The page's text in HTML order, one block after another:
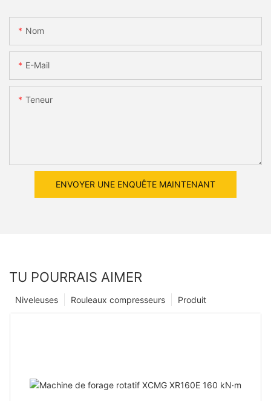
Nom
E-Mail
Teneur
ENVOYER UNE ENQUÊTE MAINTENANT
TU POURRAIS AIMER
Produit
Rouleaux compresseurs
Niveleuses